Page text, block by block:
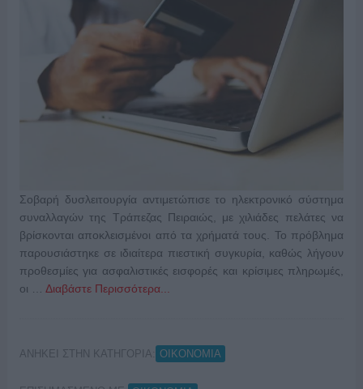
Σοβαρή δυσλειτουργία αντιμετώπισε το ηλεκτρονικό σύστημα
συναλλαγών της Τράπεζας Πειραιώς, με χιλιάδες πελάτες να
βρίσκονται αποκλεισμένοι από τα χρήματά τους. Το πρόβλημα
παρουσιάστηκε σε ιδιαίτερα πιεστική συγκυρία, καθώς λήγουν
προθεσμίες για ασφαλιστικές εισφορές και κρίσιμες πληρωμές,
οι … Διαβάστε Περισσότερα...
ΑΝΗΚΕΙ ΣΤΗΝ ΚΑΤΗΓΟΡΙΑ: ΟΙΚΟΝΟΜΙΑ